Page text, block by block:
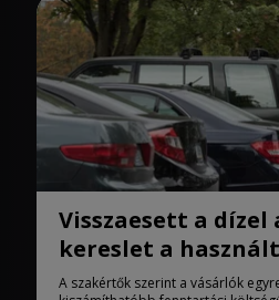
Visszaesett a
kereslet a
A szakértők szerint a vásárlók